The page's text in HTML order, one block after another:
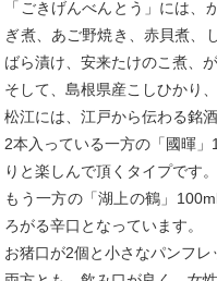
「ごきげんべんとう」には
ぎ煮、あご野焼き、赤貝煮、
ばら漬け、安来たけのこ煮、
そして、島根県産こしひかり
松江には、江戸から伝わる銘
2本入っている一方の「國暉
りと楽しんで頂くタイプです。
もう一方の「湖上の鶴」
ろがる辛口となっています。
お猪口が2個と小さなパンフレ